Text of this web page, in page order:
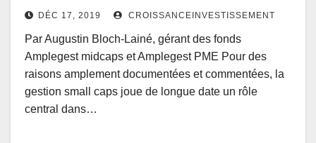
DÉC 17, 2019 CROISSANCEINVESTISSEMENT
Par Augustin Bloch-Lainé, gérant des fonds
Amplegest midcaps et Amplegest PME Pour des
raisons amplement documentées et commentées, la
gestion small caps joue de longue date un rôle
central dans…